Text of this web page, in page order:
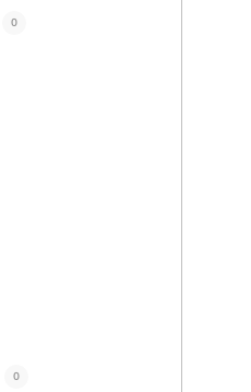
0
0